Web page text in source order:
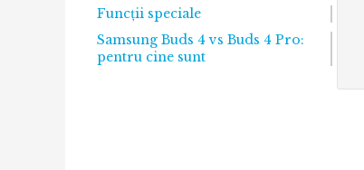
Funcții speciale
Samsung Buds 4 vs Buds 4 Pro:
pentru cine sunt